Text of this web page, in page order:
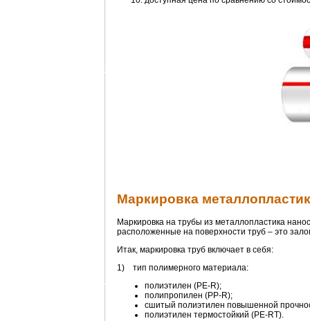
Маркировка
Маркировка на трубы из металлопластика
расположенные на поверхности труб – это
Итак, маркировка труб включает в себя:
1) тип полимерного материала:
полиэтилен (PE-R);
полипропилен (PP-R);
сшитый полиэтилен повышенной
полиэтилен термостойкий (PE-RT).